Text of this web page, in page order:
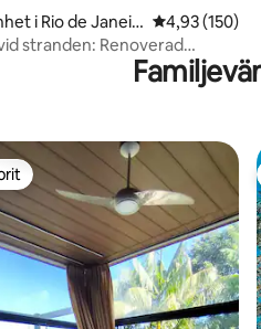
i Rio de Janeir
4,93 av 5 i
4,93 (150)
stranden: Renoverad